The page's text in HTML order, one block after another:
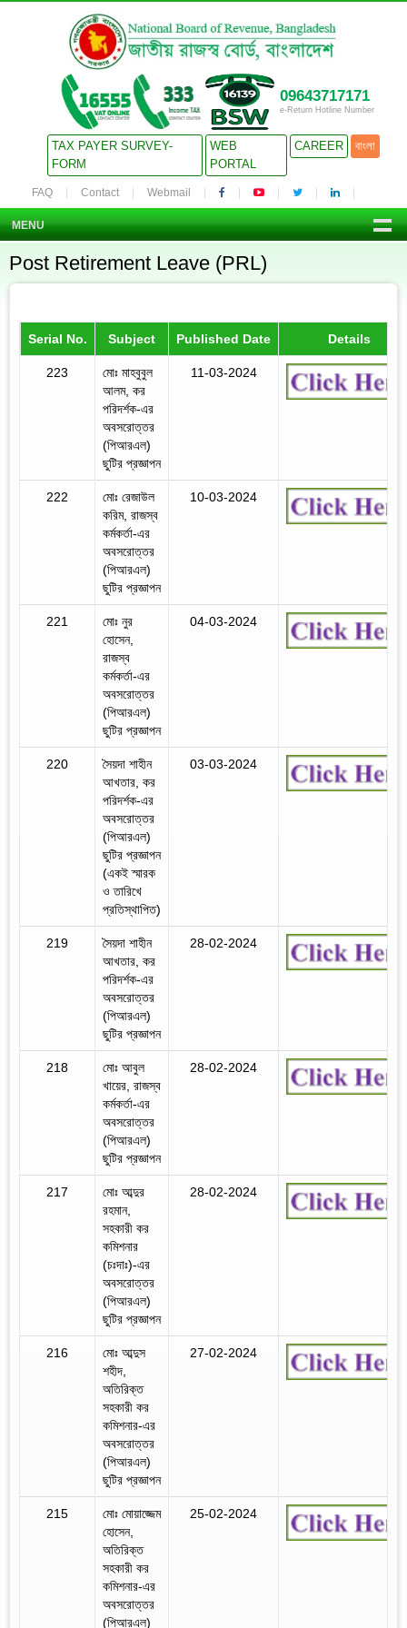
09643717171
e-Return Hotline Number
TAX PAYER SURVEY-
FORM
WEB
PORTAL
CAREER বাংলা
FAQ Contact Webmail
MENU
Post Retirement Leave (PRL)
Serial No. Subject Published Date Details
223
মোঃ মাহবুবুল
আলম, কর
পরিদর্শক-এর
অবসরোত্তর
(পিআরএল)
ছুটির প্রজ্ঞাপন
11-03-2024
222
মোঃ রেজাউল
করিম, রাজস্ব
কর্মকর্তা-এর
অবসরোত্তর
(পিআরএল)
ছুটির প্রজ্ঞাপন
10-03-2024
221
মোঃ নুর
হোসেন,
রাজস্ব
কর্মকর্তা-এর
অবসরোত্তর
(পিআরএল)
ছুটির প্রজ্ঞাপন
04-03-2024
220
সৈয়দা শাহীন
আখতার, কর
পরিদর্শক-এর
অবসরোত্তর
(পিআরএল)
ছুটির প্রজ্ঞাপন
(একই স্মারক
ও তারিখে
প্রতিস্থাপিত)
03-03-2024
219
সৈয়দা শাহীন
আখতার, কর
পরিদর্শক-এর
অবসরোত্তর
(পিআরএল)
ছুটির প্রজ্ঞাপন
28-02-2024
218
মোঃ আবুল
খায়ের, রাজস্ব
কর্মকর্তা-এর
অবসরোত্তর
(পিআরএল)
ছুটির প্রজ্ঞাপন
28-02-2024
217
মোঃ আব্দুর
রহমান,
সহকারী কর
কমিশনার
(চঃদাঃ)-এর
অবসরোত্তর
(পিআরএল)
ছুটির প্রজ্ঞাপন
28-02-2024
216
মোঃ আব্দুস
শহীদ,
অতিরিক্ত
সহকারী কর
কমিশনার-এর
অবসরোত্তর
(পিআরএল)
ছুটির প্রজ্ঞাপন
27-02-2024
215
মোঃ মোয়াজ্জেম
হোসেন,
অতিরিক্ত
সহকারী কর
কমিশনার-এর
অবসরোত্তর
(পিআরএল)
25-02-2024